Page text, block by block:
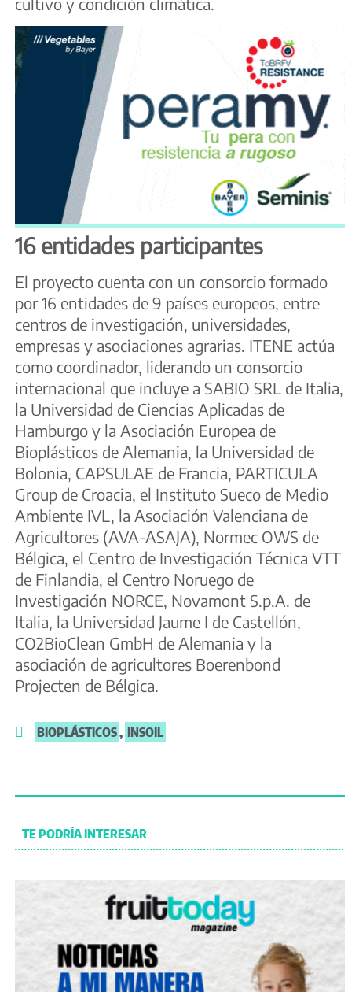
16 entidades participantes
El proyecto cuenta con un consorcio formado
por 16 entidades de 9 países europeos, entre
centros de investigación, universidades,
empresas y asociaciones agrarias. ITENE actúa
como coordinador, liderando un consorcio
internacional que incluye a SABIO SRL de Italia,
la Universidad de Ciencias Aplicadas de
Hamburgo y la Asociación Europea de
Bioplásticos de Alemania, la Universidad de
Bolonia, CAPSULAE de Francia, PARTICULA
Group de Croacia, el Instituto Sueco de Medio
Ambiente IVL, la Asociación Valenciana de
Agricultores (AVA-ASAJA), Normec OWS de
Bélgica, el Centro de Investigación Técnica VTT
de Finlandia, el Centro Noruego de
Investigación NORCE, Novamont S.p.A. de
Italia, la Universidad Jaume I de Castellón,
CO2BioClean GmbH de Alemania y la
asociación de agricultores Boerenbond
Projecten de Bélgica.
BIOPLÁSTICOS, INSOIL
TE PODRÍA INTERESAR